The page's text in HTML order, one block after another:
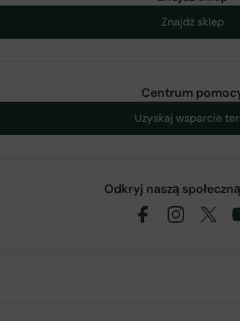
Znajdź sklep
Centrum
Uzyskaj wsparcie
Odkryj naszą